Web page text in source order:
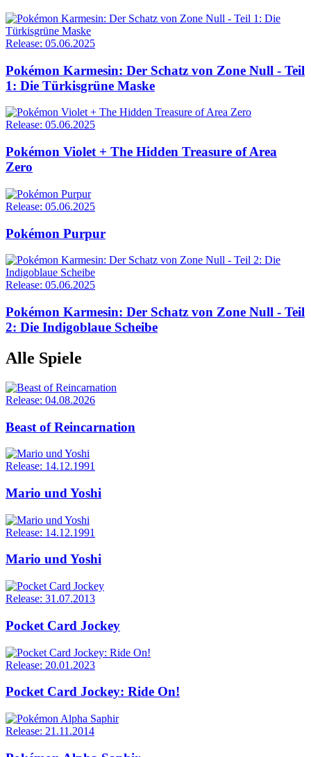
Release: 05.06.2025
Pokémon Karmesin: Der Schatz von Zone Null - Teil
1: Die Türkisgrüne Maske
Release: 05.06.2025
Pokémon Violet + The Hidden Treasure of Area
Zero
Release: 05.06.2025
Pokémon Purpur
Release: 05.06.2025
Pokémon Karmesin: Der Schatz von Zone Null - Teil
2: Die Indigoblaue Scheibe
Alle Spiele
Release: 04.08.2026
Beast of Reincarnation
Release: 14.12.1991
Mario und Yoshi
Release: 14.12.1991
Mario und Yoshi
Release: 31.07.2013
Pocket Card Jockey
Release: 20.01.2023
Pocket Card Jockey: Ride On!
Release: 21.11.2014